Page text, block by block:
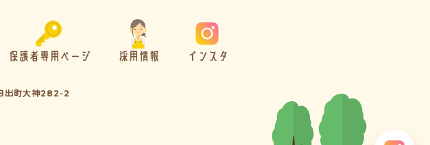
保護者専用ページ 採用情報 インスタ
出町大神282-2